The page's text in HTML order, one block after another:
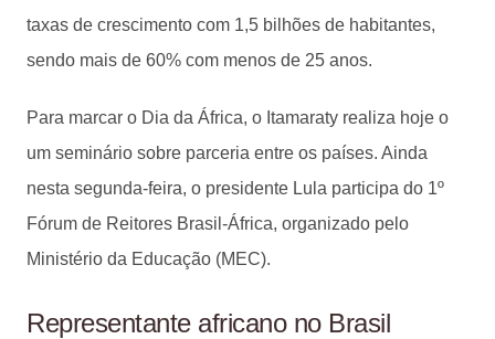
taxas de crescimento com 1,5 bilhões de habitantes,
sendo mais de 60% com menos de 25 anos.
Para marcar o Dia da África, o Itamaraty realiza hoje o
um seminário sobre parceria entre os países. Ainda
nesta segunda-feira, o presidente Lula participa do 1º
Fórum de Reitores Brasil-África, organizado pelo
Ministério da Educação (MEC).
Representante africano no Brasil